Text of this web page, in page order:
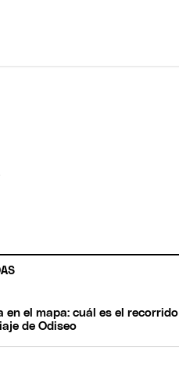
en el mapa: cuál es el recorrido
de Odiseo